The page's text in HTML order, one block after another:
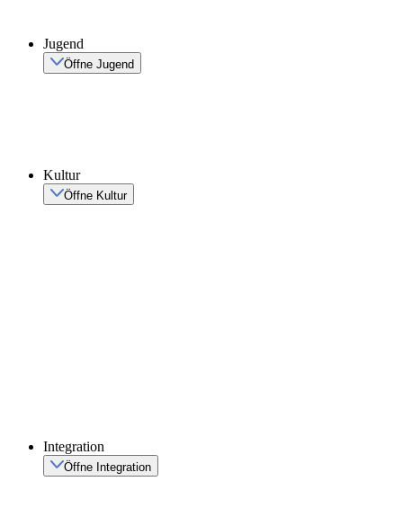
Jugend
Öffne Jugend
Kultur
Öffne Kultur
Integration
Öffne Integration